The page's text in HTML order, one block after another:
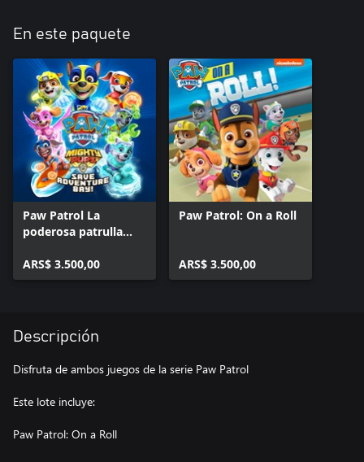
En este paquete
Paw Patrol La
poderosa patrulla
Aventura.
ARS$ 3.500,00
Paw Patrol: On a Roll
ARS$ 3.500,00
Descripción
Disfruta de ambos juegos de la serie Paw Patrol
Este lote incluye:
Paw Patrol: On a Roll